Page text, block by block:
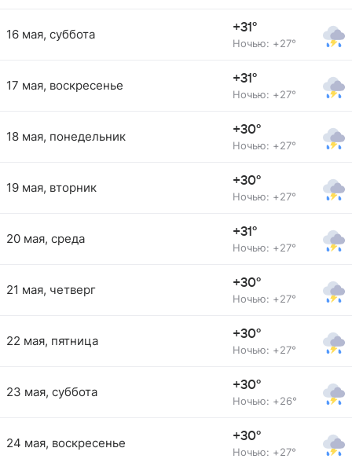
16 мая, суббота +31°
Ночью: +27°
17 мая, воскресенье +31°
Ночью: +27°
18 мая, понедельник +30°
Ночью: +27°
19 мая, вторник +30°
Ночью: +27°
20 мая, среда +31°
Ночью: +27°
21 мая, четверг +30°
Ночью: +27°
22 мая, пятница +30°
Ночью: +27°
23 мая, суббота +30°
Ночью: +26°
24 мая, воскресенье +30°
Ночью: +27°